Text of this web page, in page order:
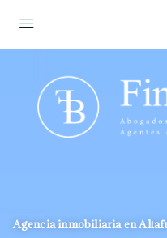
Agencia inmobiliaria en